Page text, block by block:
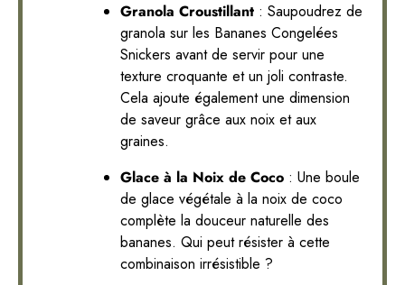
Granola Croustillant : Saupoudrez de
granola sur les Bananes Congelées
Snickers avant de servir pour une
texture croquante et un joli contraste.
Cela ajoute également une dimension
de saveur grâce aux noix et aux
graines.
Glace à la Noix de Coco : Une boule
de glace végétale à la noix de coco
complète la douceur naturelle des
bananes. Qui peut résister à cette
combinaison irrésistible ?